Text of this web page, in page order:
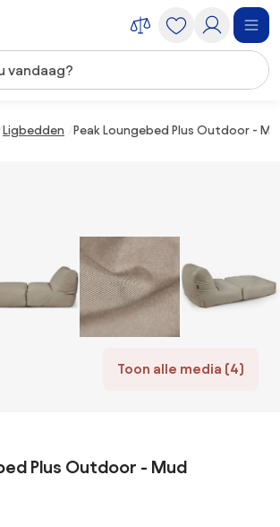
Ligbedden Peak Loungebed Plus Outdoor -
Toon alle media (4)
Plus Outdoor - Mud